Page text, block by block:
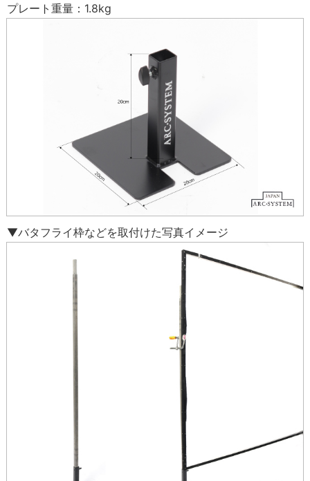
プレート重量：1.8kg
▼バタフライ枠などを取付けた写真イメージ